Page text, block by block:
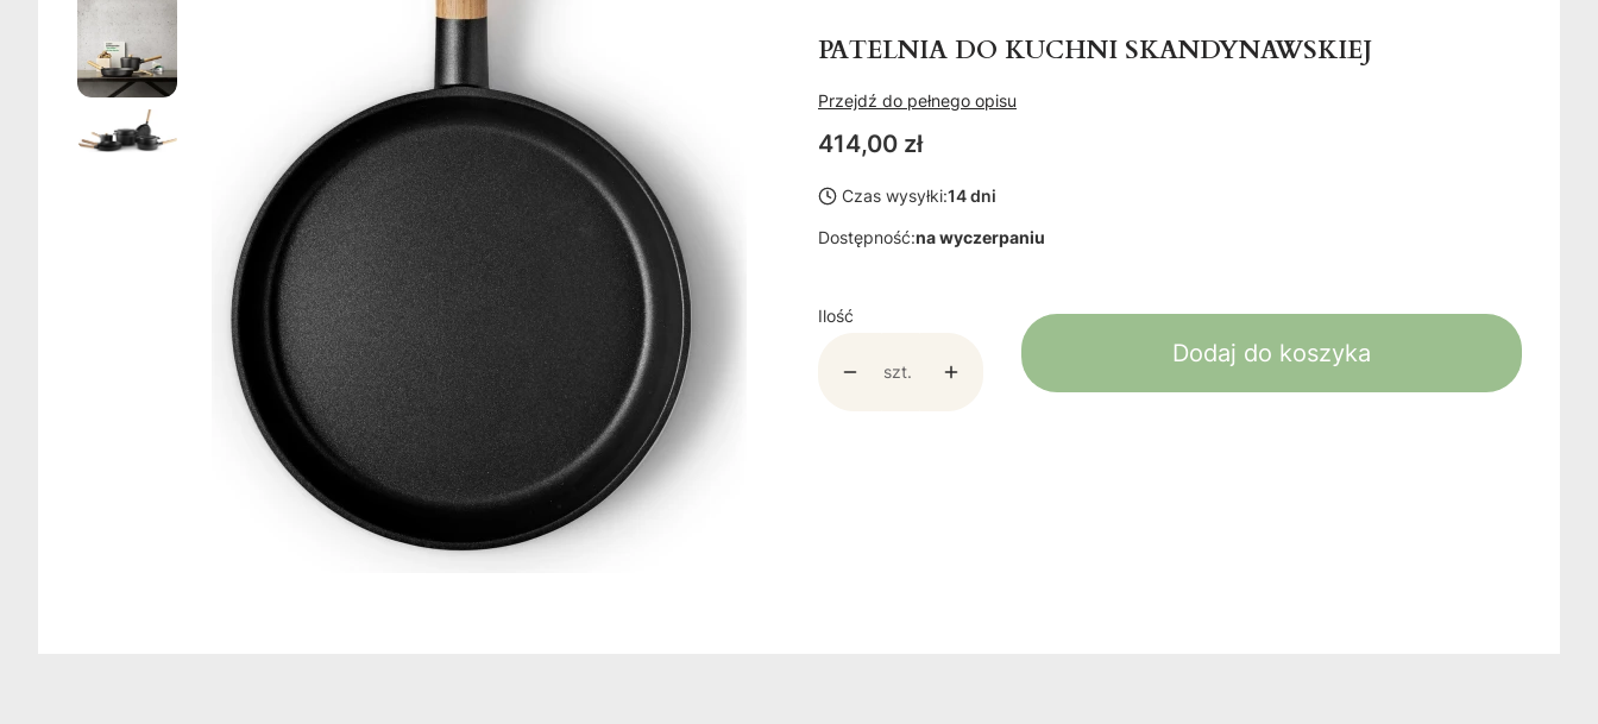
PATELNIA DO KUCHNI SKANDYNAWSKIEJ
Przejdź do pełnego opisu
Cena
414,00 zł
Czas wysyłki:14 dni
Dostępność:na wyczerpaniu
Ilość
szt.
Dodaj do koszyka